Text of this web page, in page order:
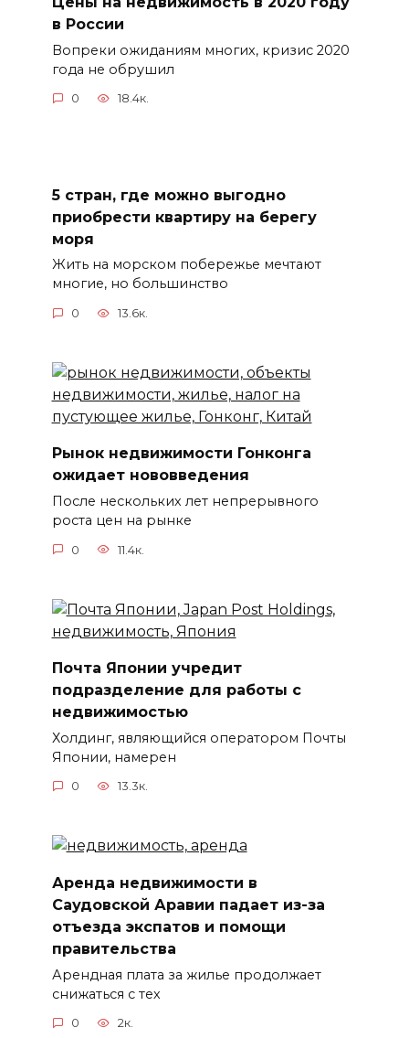
в России
Вопреки ожиданиям многих, кризис 2020
года не обрушил
0 18.4к.
5 стран, где можно выгодно
приобрести квартиру на берегу
моря
Жить на морском побережье мечтают
многие, но большинство
0 13.6к.
Рынок недвижимости Гонконга
ожидает нововведения
После нескольких лет непрерывного
роста цен на рынке
0 11.4к.
Почта Японии учредит
подразделение для работы с
недвижимостью
Холдинг, являющийся оператором Почты
Японии, намерен
0 13.3к.
Аренда недвижимости в
Саудовской Аравии падает из-за
отъезда экспатов и помощи
правительства
Арендная плата за жилье продолжает
снижаться с тех
0 2к.